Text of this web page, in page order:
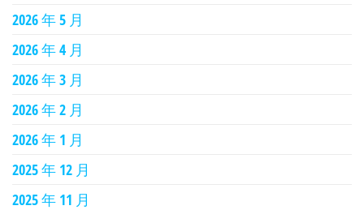
2026 年 5 月
2026 年 4 月
2026 年 3 月
2026 年 2 月
2026 年 1 月
2025 年 12 月
2025 年 11 月